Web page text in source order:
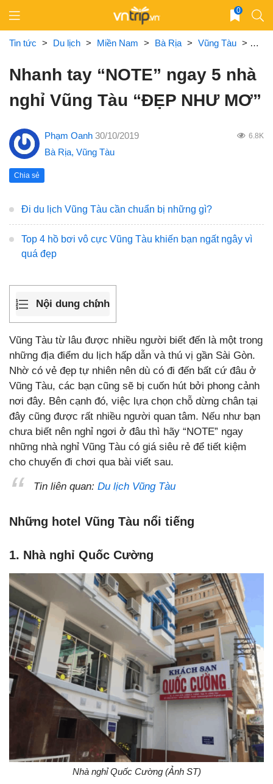
content
0
Tin tức > Du lịch > Miền Nam > Bà Rịa > Vũng Tàu >
Nhanh tay “NOTE” ngay 5 nhà
nghỉ Vũng Tàu “ĐẸP NHƯ MƠ”
Phạm Oanh 30/10/2019 6.8K
Bà Rịa, Vũng Tàu
Chia sẻ
Đi du lịch Vũng Tàu cần chuẩn bị những gì?
Top 4 hồ bơi vô cực Vũng Tàu khiến bạn ngất ngây vì
quá đẹp
Nội dung chính
Vũng Tàu từ lâu được nhiều người biết đến là một trong
những địa điểm du lịch hấp dẫn và thú vị gần Sài Gòn.
Nhờ có vẻ đẹp tự nhiên nên dù có đi đến bất cứ đâu ở
Vũng Tàu, các bạn cũng sẽ bị cuốn hút bởi phong cảnh
nơi đây. Bên cạnh đó, việc lựa chọn chỗ dừng chân tại
đây cũng được rất nhiều người quan tâm. Nếu như bạn
chưa biết nên nghỉ ngơi ở đâu thì hãy “NOTE” ngay
những nhà nghỉ Vũng Tàu có giá siêu rẻ để tiết kiệm
cho chuyến đi chơi qua bài viết sau.
Tin liên quan: Du lịch Vũng Tàu
Những hotel Vũng Tàu nổi tiếng
1. Nhà nghỉ Quốc Cường
Nhà nghỉ Quốc Cường (Ảnh ST)